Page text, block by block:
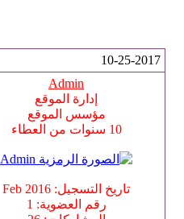
10-25-2017
Admin
إدارة الموقع
مؤسس الموقع
10 سنوات من العطاء
تاريخ التسجيل: Feb 2016
رقم العضوية: 1